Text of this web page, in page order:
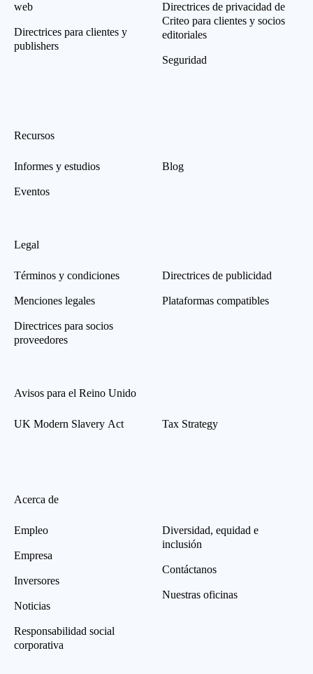
web
Directrices para clientes y
publishers
Directrices de privacidad de
Criteo para clientes y socios
editoriales
Seguridad
Recursos
Informes y estudios
Eventos
Blog
Legal
Términos y condiciones
Menciones legales
Directrices para socios
proveedores
Directrices de publicidad
Plataformas compatibles
Avisos para el Reino Unido
UK Modern Slavery Act Tax Strategy
Acerca de
Empleo
Empresa
Inversores
Noticias
Responsabilidad social
corporativa
Diversidad, equidad e
inclusión
Contáctanos
Nuestras oficinas